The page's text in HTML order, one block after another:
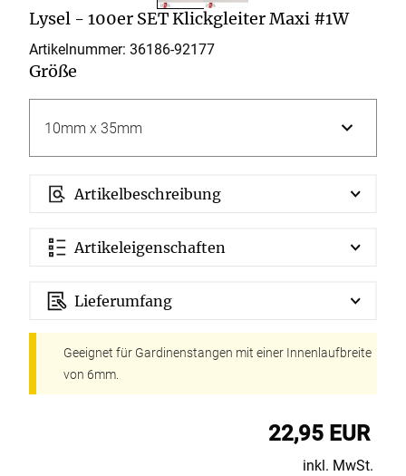
Lysel - 100er SET Klickgleiter Maxi #1W
Artikelnummer: 36186-92177
Größe
Artikelbeschreibung
Artikeleigenschaften
Lieferumfang
Geeignet für Gardinenstangen mit einer Innenlaufbreite
von 6mm.
22,95 EUR
inkl. MwSt.